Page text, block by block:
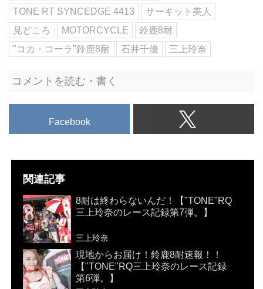
TONE RT SYNCEDGE 4413
サーキット美人
見どころ
MOTORCYCLE
鈴鹿8耐
"コカ・コーラ"鈴鹿8耐
石井千優 三上玲奈
コメントを読む・書く
Facebook
関連記事
8耐は終わらないんだ！【"TONE"RQ
三上玲奈のレース記録第7弾。】
三上玲奈
現地からお届け！鈴鹿8耐速報！！
【"TONE"RQ三上玲奈のレース記録
第6弾。】